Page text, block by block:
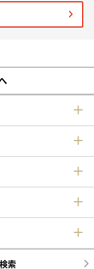
索